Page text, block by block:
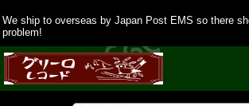
We ship to overseas by Japan Post EMS so there
problem!